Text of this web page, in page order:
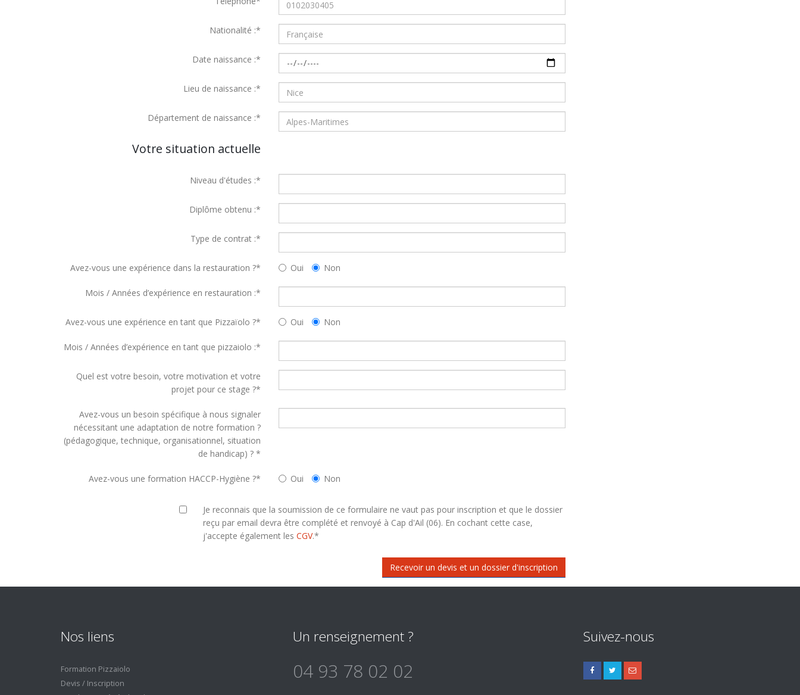
Nationalité :*
Date naissance :*
Lieu de naissance :*
Département de naissance :*
Votre situation actuelle
Niveau d'études :*
Diplôme obtenu :*
Type de contrat :*
Avez-vous une expérience dans la restauration ?* Oui Non
Mois / Années d’expérience en restauration :*
Avez-vous une expérience en tant que Pizzaïolo ?* Oui Non
Mois / Années d’expérience en tant que pizzaiolo :*
Quel est votre besoin, votre motivation et votre
projet pour ce stage ?*
Avez-vous un besoin spécifique à nous signaler
nécessitant une adaptation de notre formation ?
(pédagogique, technique, organisationnel, situation
de handicap) ? *
Avez-vous une formation HACCP-Hygiène ?* Oui Non
Je reconnais que la soumission de ce formulaire ne vaut pas pour inscription et que le dossier
reçu par email devra être complété et renvoyé à Cap d'Ail (06). En cochant cette case,
j'accepte également lesCGV.*
Recevoir un devis et un dossier d'inscription
Nos liens
Formation Pizzaiolo
Devis / Inscription
Un renseignement ?
04 93 78 02 02
Suivez-nous